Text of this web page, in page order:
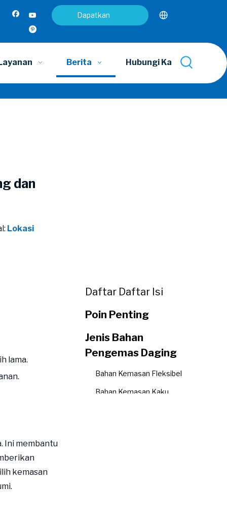
Dapatkan
Berita Hubungi Kami
dan
Lokasi
lama.
Ini membantu
kemasan
Daftar Daftar Isi
Poin Penting
Jenis Bahan
Pengemas Daging
Bahan Kemasan Fleksibel
Bahan Kemasan Kaku